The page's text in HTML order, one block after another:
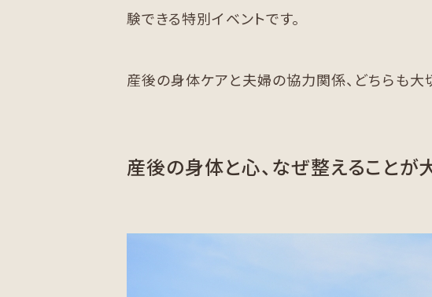
験できる特別イベントです。
産後の身体ケアと夫婦の協力関係、どちらも大切
産後の身体と心、なぜ整えることが